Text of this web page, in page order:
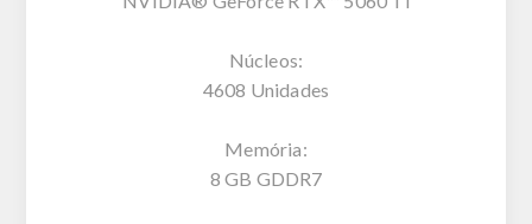
Núcleos:
4608 Unidades
Memória:
8 GB GDDR7